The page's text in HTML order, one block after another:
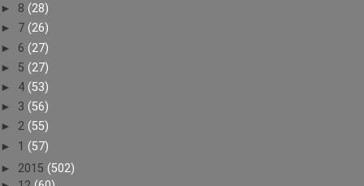
► 8 (28)
► 7 (26)
► 6 (27)
► 5 (27)
► 4 (53)
► 3 (56)
► 2 (55)
► 1 (57)
► 2015 (502)